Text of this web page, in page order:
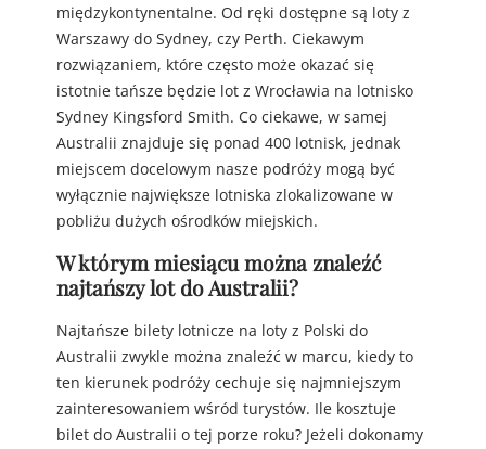
międzykontynentalne. Od ręki dostępne są loty z
Warszawy do Sydney, czy Perth. Ciekawym
rozwiązaniem, które często może okazać się
istotnie tańsze będzie lot z Wrocławia na lotnisko
Sydney Kingsford Smith. Co ciekawe, w samej
Australii znajduje się ponad 400 lotnisk, jednak
miejscem docelowym nasze podróży mogą być
wyłącznie największe lotniska zlokalizowane w
pobliżu dużych ośrodków miejskich.
W którym miesiącu można znaleźć
najtańszy lot do Australii?
Najtańsze bilety lotnicze na loty z Polski do
Australii zwykle można znaleźć w marcu, kiedy to
ten kierunek podróży cechuje się najmniejszym
zainteresowaniem wśród turystów. Ile kosztuje
bilet do Australii o tej porze roku? Jeżeli dokonamy